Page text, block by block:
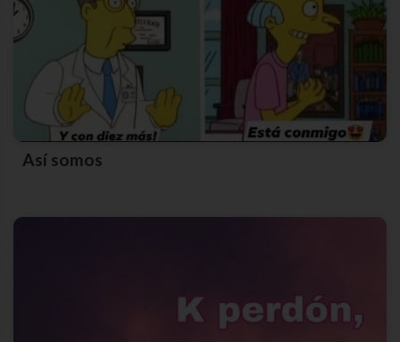
Así somos